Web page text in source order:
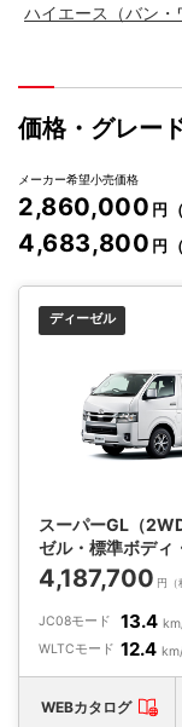
ハイエース（バン・
価格・グレー
メーカー希望小売価格
2,860,000 円
4,683,800 円
ディーゼル
スーパーGL（
ゼル・標準ボディ
4,187,700 円（
JC08モード 13.4
WLTCモード 12.4
WEBカタログ